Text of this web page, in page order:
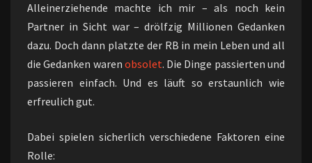
Alleinerziehende machte ich mir – als noch kein
Partner in Sicht war – drölfzig Millionen Gedanken
dazu. Doch dann platzte der RB in mein Leben und all
die Gedanken waren obsolet. Die Dinge passierten und
passieren einfach. Und es läuft so erstaunlich wie
erfreulich gut.
Dabei spielen sicherlich verschiedene Faktoren eine
Rolle: